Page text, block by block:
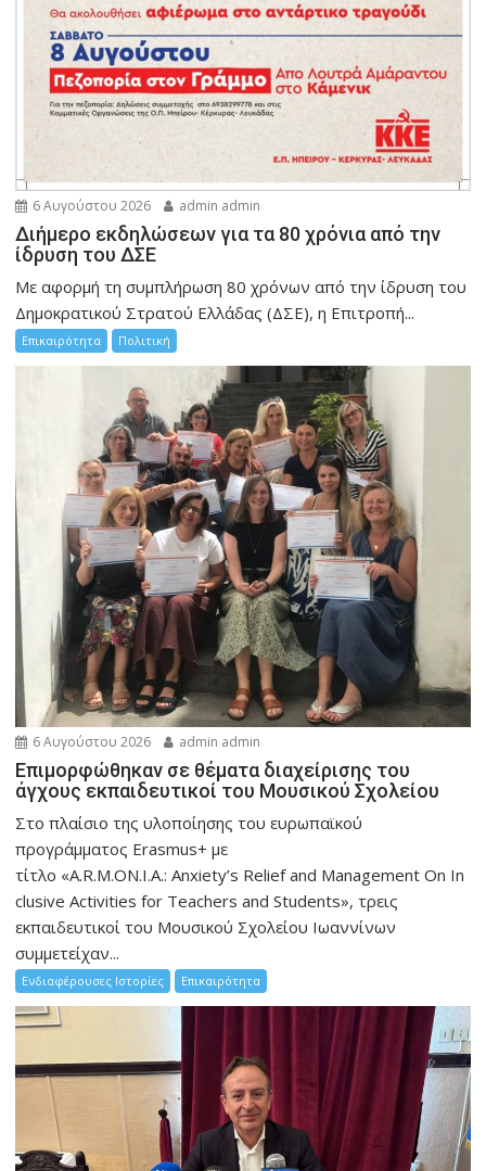
6 Αυγούστου 2026 admin admin
Διήμερο εκδηλώσεων για τα 80 χρόνια από την
ίδρυση του ΔΣΕ
Με αφορμή τη συμπλήρωση 80 χρόνων από την ίδρυση του
Δημοκρατικού Στρατού Ελλάδας (ΔΣΕ), η Επιτροπή...
Επικαιρότητα Πολιτική
6 Αυγούστου 2026 admin admin
Eπιμορφώθηκαν σε θέματα διαχείρισης του
άγχους εκπαιδευτικοί του Μουσικού Σχολείου
Στο πλαίσιο της υλοποίησης του ευρωπαϊκού
προγράμματος Erasmus+ με
τίτλο «A.R.M.ON.I.A.: Anxiety’s Relief and Management On In
clusive Activities for Teachers and Students», τρεις
εκπαιδευτικοί του Μουσικού Σχολείου Ιωαννίνων
συμμετείχαν...
Ενδιαφέρουσες Ιστορίες Επικαιρότητα